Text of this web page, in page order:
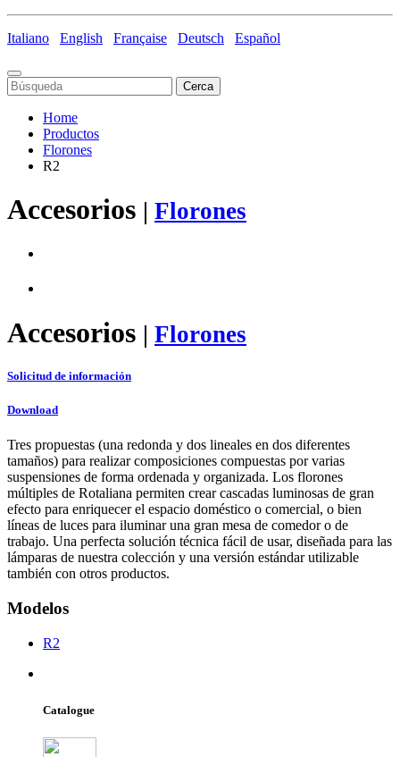
Italiano English Française Deutsch Español
Cerca
Home
Productos
Florones
R2
Accesorios | Florones
Accesorios | Florones
Solicitud de información
Download
Tres propuestas (una redonda y dos lineales en dos diferentes
tamaños) para realizar composiciones compuestas por varias
suspensiones de forma ordenada y organizada. Los florones
múltiples de Rotaliana permiten crear cascadas luminosas de gran
efecto para enriquecer el espacio doméstico o comercial, o bien
líneas de luces para iluminar una gran mesa de comedor o de
trabajo. Una perfecta solución técnica fácil de usar, diseñada para las
lámparas de nuestra colección y una versión estándar utilizable
también con otros productos.
Modelos
R2
Catalogue